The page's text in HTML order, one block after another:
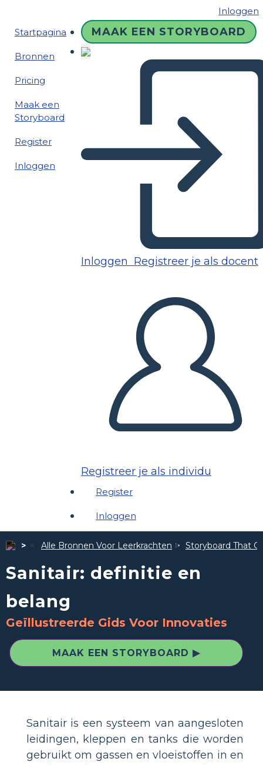
Inloggen
Startpagina
Bronnen
Pricing
Maak een
Storyboard
Register
Inloggen
MAAK EEN STORYBOARD
Inloggen Registreer je als docent
Registreer je als individu
Register
Inloggen
Alle Bronnen Voor Leerkrachten Storyboard That
Sanitair: definitie en
belang
Geïllustreerde Gids Voor Innovaties
MAAK EEN STORYBOARD ▶
Sanitair is een systeem van aangesloten
leidingen, kleppen en tanks die worden
gebruikt om gassen en vloeistoffen in en